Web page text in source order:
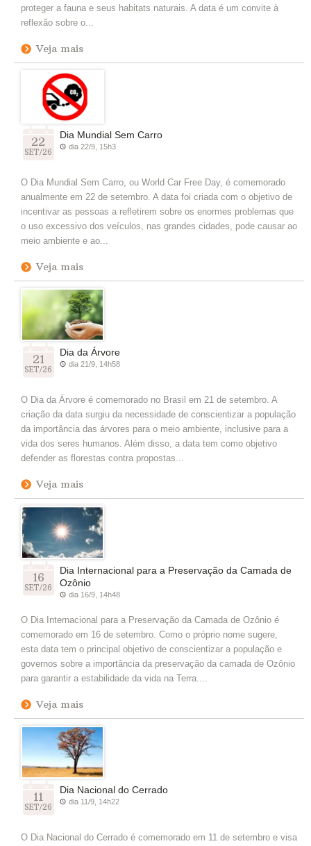
proteger a fauna e seus habitats naturais. A data é um convite à
reflexão sobre o...
Veja mais
22
SET/26
Dia Mundial Sem Carro
dia 22/9, 15h3
O Dia Mundial Sem Carro, ou World Car Free Day, é comemorado
anualmente em 22 de setembro. A data foi criada com o objetivo de
incentivar as pessoas a refletirem sobre os enormes problemas que
o uso excessivo dos veículos, nas grandes cidades, pode causar ao
meio ambiente e ao...
Veja mais
21
SET/26
Dia da Árvore
dia 21/9, 14h58
O Dia da Árvore é comemorado no Brasil em 21 de setembro. A
criação da data surgiu da necessidade de conscientizar a população
da importância das árvores para o meio ambiente, inclusive para a
vida dos seres humanos. Além disso, a data tem como objetivo
defender as florestas contra propostas...
Veja mais
16
SET/26
Dia Internacional para a Preservação da Camada de
Ozônio
dia 16/9, 14h48
O Dia Internacional para a Preservação da Camada de Ozônio é
comemorado em 16 de setembro. Como o próprio nome sugere,
esta data tem o principal objetivo de conscientizar a população e
governos sobre a importância da preservação da camada de Ozônio
para garantir a estabilidade da vida na Terra....
Veja mais
11
SET/26
Dia Nacional do Cerrado
dia 11/9, 14h22
O Dia Nacional do Cerrado é comemorado em 11 de setembro e visa